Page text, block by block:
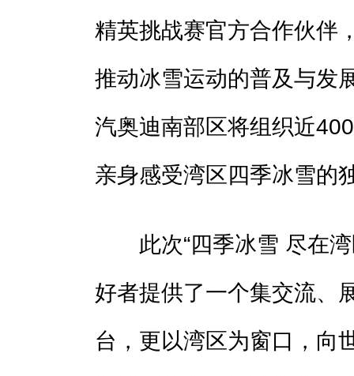
精英挑战赛官方合作伙伴
推动冰雪运动的普及与发
汽奥迪南部区将组织近
亲身感受湾区四季冰雪的
此次“四季冰雪 尽在湾
好者提供了一个集交流、
台，更以湾区为窗口，向